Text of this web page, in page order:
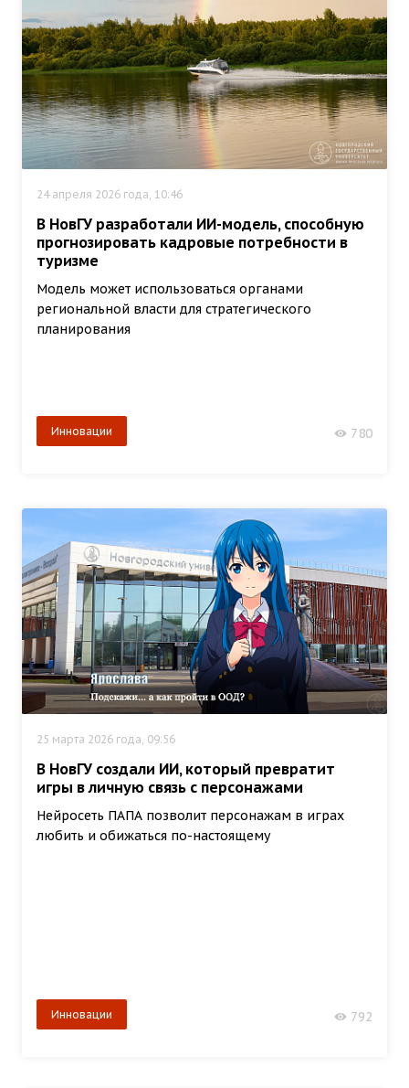
24 апреля 2026 года, 10:46
В НовГУ разработали ИИ-модель, способную
прогнозировать кадровые потребности в
туризме
Модель может использоваться органами
региональной власти для стратегического
планирования
Инновации 780
25 марта 2026 года, 09:56
В НовГУ создали ИИ, который превратит
игры в личную связь с персонажами
Нейросеть ПАПА позволит персонажам в играх
любить и обижаться по-настоящему
Инновации 792